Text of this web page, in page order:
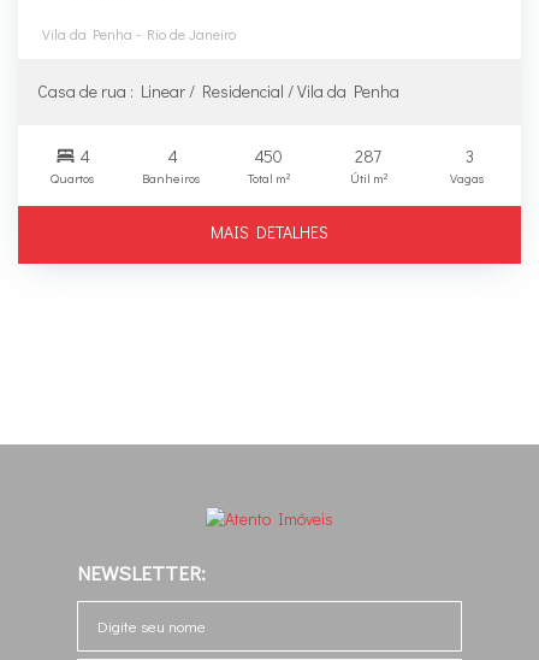
Vila da Penha - Rio de Janeiro
Casa de rua : Linear / Residencial / Vila da Penha
4
Quartos
4
Banheiros
450
Total m²
287
Útil m²
3
Vagas
MAIS DETALHES
NEWSLETTER: